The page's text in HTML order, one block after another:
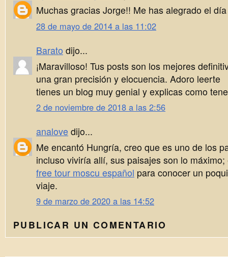
Muchas gracias Jorge!! Me has alegrado el
28 de mayo de 2014 a las 11:02
Barato dijo...
¡Maravilloso! Tus posts son los mejores
una gran precisión y elocuencia. Adoro leerte
tienes un blog muy genial y explicas como
2 de noviembre de 2018 a las 2:56
analove dijo...
Me encantó Hungría, creo que es uno de los
incluso viviría allí, sus paisajes son lo
free tour moscu español para conocer un
viaje.
9 de marzo de 2020 a las 14:52
PUBLICAR UN COMENTARIO